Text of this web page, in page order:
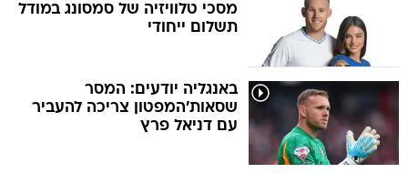
מסכי טלוויזיה של סמסונג במודל
תשלום ייחודי
באנגליה יודעים: המסר
שסאות'המפטון צריכה להעביר
עם דניאל פרץ